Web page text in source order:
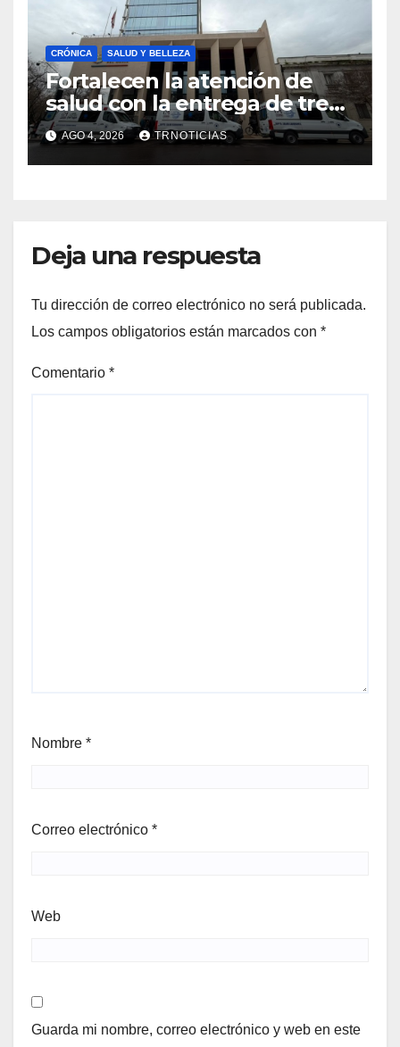
CRÓNICA SALUD Y BELLEZA
Fortalecen la atención de
salud con la entrega de tres
nuevas ambulancias para
Cauquenes y Sagrada Familia
AGO 4, 2026 TRNOTICIAS
Deja una respuesta
Tu dirección de correo electrónico no será publicada.
Los campos obligatorios están marcados con *
Comentario *
Nombre *
Correo electrónico *
Web
Guarda mi nombre, correo electrónico y web en este